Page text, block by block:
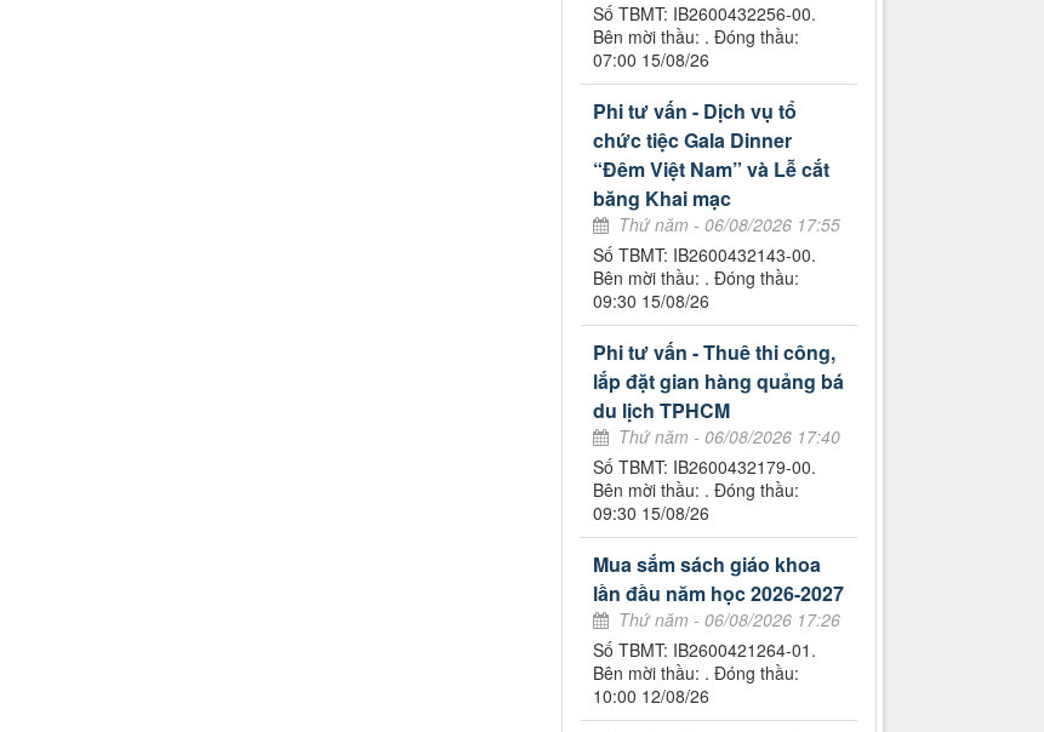
Số TBMT: IB2600432256-00.
Bên mời thầu: . Đóng thầu:
07:00 15/08/26
Phi tư vấn - Dịch vụ tổ
chức tiệc Gala Dinner
“Đêm Việt Nam” và Lễ cắt
băng Khai mạc
Thứ năm - 06/08/2026 17:55
Số TBMT: IB2600432143-00.
Bên mời thầu: . Đóng thầu:
09:30 15/08/26
Phi tư vấn - Thuê thi công,
lắp đặt gian hàng quảng bá
du lịch TPHCM
Thứ năm - 06/08/2026 17:40
Số TBMT: IB2600432179-00.
Bên mời thầu: . Đóng thầu:
09:30 15/08/26
Mua sắm sách giáo khoa
lần đầu năm học 2026-2027
Thứ năm - 06/08/2026 17:26
Số TBMT: IB2600421264-01.
Bên mời thầu: . Đóng thầu:
10:00 12/08/26